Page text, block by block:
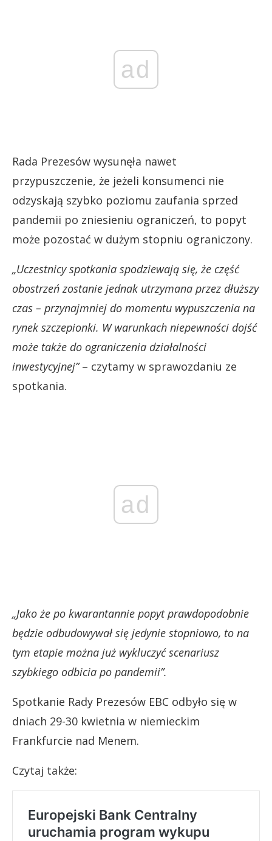
ad
Rada Prezesów wysunęła nawet
przypuszczenie, że jeżeli konsumenci nie
odzyskają szybko poziomu zaufania sprzed
pandemii po zniesieniu ograniczeń, to popyt
może pozostać w dużym stopniu ograniczony.
„Uczestnicy spotkania spodziewają się, że część
obostrzeń zostanie jednak utrzymana przez dłuższy
czas – przynajmniej do momentu wypuszczenia na
rynek szczepionki. W warunkach niepewności dojść
może także do ograniczenia działalności
inwestycyjnej”– czytamy w sprawozdaniu ze
spotkania.
ad
„Jako że po kwarantannie popyt prawdopodobnie
będzie odbudowywał się jedynie stopniowo, to na
tym etapie można już wykluczyć scenariusz
szybkiego odbicia po pandemii”.
Spotkanie Rady Prezesów EBC odbyło się w
dniach 29-30 kwietnia w niemieckim
Frankfurcie nad Menem.
Czytaj także: